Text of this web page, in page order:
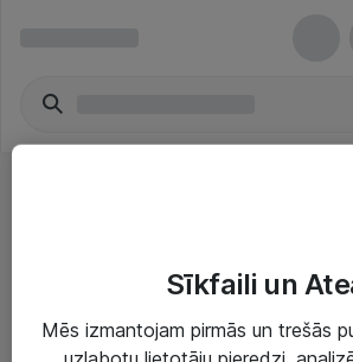
Sīkfaili un
Mēs izmantojam pirmās un trešās